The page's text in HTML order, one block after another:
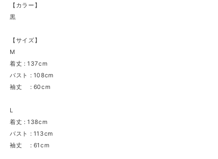
【カラー】
黒
【サイズ】
M
着丈 : 137cm
バスト : 108cm
袖丈 : 60cm
L
着丈 : 138cm
バスト : 113cm
袖丈 : 61cm